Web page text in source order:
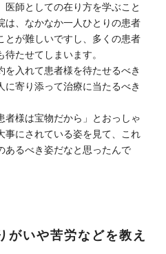
医師としての在り方を学ぶこと
は、なかなか一人ひとりの患者
とが難しいですし、多くの患者
たせてしまいます。
を入れて患者様を待たせるべき
に寄り添って治療に当たるべき
者様は宝物だから」とおっしゃ
事にされている姿を見て、これ
あるべき姿だなと思ったんで
いや苦労などを教え